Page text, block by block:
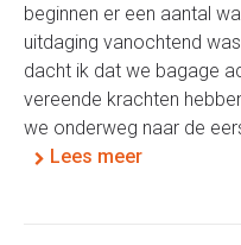
beginnen er een aantal
uitdaging vanochtend
dacht ik dat we bagage
vereende krachten
we onderweg naar de
Lees meer